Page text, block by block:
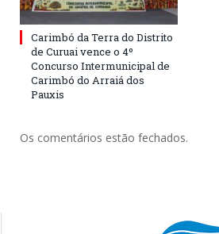
Carimbó da Terra do Distrito
de Curuai vence o 4º
Concurso Intermunicipal de
Carimbó do Arraiá dos
Pauxis
Os comentários estão fechados.